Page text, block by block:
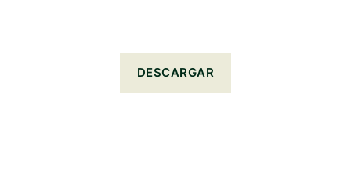
DESCARGAR